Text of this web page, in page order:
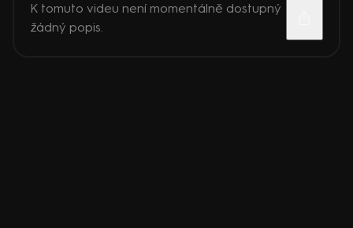
K tomuto videu není momentálně dostupný
žádný popis.